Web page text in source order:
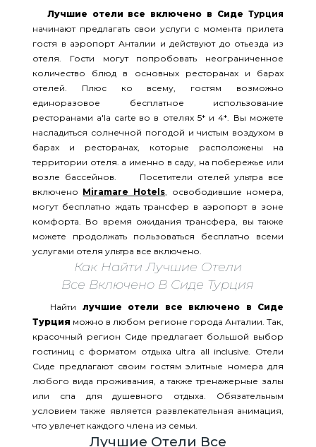
Лучшие отели все включено в Сиде Турция
начинают предлагать свои услуги с момента прилета
гостя в аэропорт Анталии и действуют до отьезда из
отеля. Гости могут попробовать неограниченное
количество блюд в основных ресторанах и барах
отелей. Плюс ко всему, гостям возможно
единоразовое бесплатное использование
ресторанами a'la carte во в отелях 5* и 4*. Вы можете
насладиться солнечной погодой и чистым воздухом в
барах и ресторанах, которые расположены на
территории отеля. а именно в саду, на побережье или
возле бассейнов. Посетители отелей ультра все
включено Miramare Hotels , освободившие номера,
могут бесплатно ждать трансфер в аэропорт в зоне
комфорта. Во время ожидания трансфера, вы также
можете продолжать пользоваться бесплатно всеми
услугами отеля ультра все включено.
Как Найти Лучшие Отели
Все Включено В Сиде Турция
Найти лучшие отели все включено в Сиде
Турция можно в любом регионе города Анталии. Так,
красочный регион Сиде предлагает большой выбор
гостиниц с форматом отдыха ultra all inclusive. Отели
Сиде предлагают своим гостям элитные номера для
любого вида проживания, а также тренажерные залы
или спа для душевного отдыха. Обязательным
условием также является развлекательная анимация,
что увлечет каждого члена из семьи.
Лучшие Отели Все